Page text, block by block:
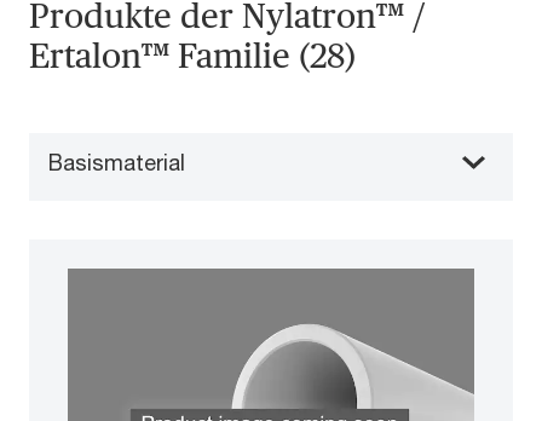
Produkte der Nylatron™ /
Ertalon™ Familie (28)
Basismaterial